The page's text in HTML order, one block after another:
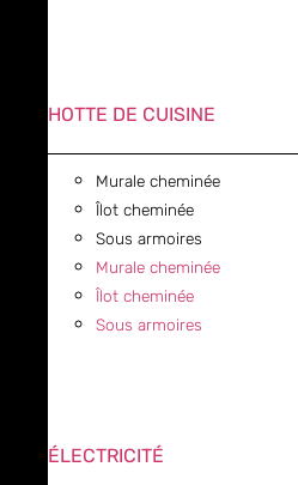
HOTTE DE CUISINE
Murale cheminée
Îlot cheminée
Sous armoires
Murale cheminée
Îlot cheminée
Sous armoires
ÉLECTRICITÉ